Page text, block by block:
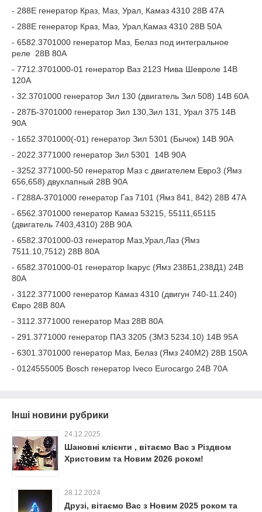
- 288Е генератор Краз, Маз, Урал, Камаз 4310 28В 47А
- 288Е генератор Краз, Маз, Урал,Камаз 4310 28В 50А
- 6582.3701000 генератор Маз, Белаз под интегральное
реле 28В 80А
- 7712.3701000-01 генератор Ваз 2123 Нива Шевроле 14В
120А
- 32.3701000 генератор Зил 130 (двигатель Зил 508) 14В 60А
- 287Б-3701000 генератор Зил 130,Зил 131, Урал 375 14В
90А
- 1652.3701000(-01) генератор Зил 5301 (Бычок) 14В 90А
- 2022.3771000 генератор Зил 5301 14В 90А
- 3252.3771000-50 генератор Маз с двигателем Евро3 (Ямз
656,658) двухлапный 28В 90А
- Г288А-3701000 генератор Газ 7101 (Ямз 841, 842) 28В 47А
- 6562.3701000 генератор Камаз 53215, 55111,65115
(двигатель 7403,4310) 28В 90А
- 6582.3701000-03 генератор Маз,Урал,Лаз (Ямз
7511.10,7512) 28В 80А
- 6582.3701000-01 генератор Ікарус (Ямз 238Б1,238Д1) 24В
80А
- 3122.3771000 генератор Камаз 4310 (двигун 740-11.240)
Євро 28В 80А
- 3112.3771000 генератор Маз 28В 80А
- 291.3771000 генератор ПАЗ 3205 (ЗМЗ 5234.10) 14В 95А
- 6301.3701000 генератор Маз, Белаз (Ямз 240М2) 28В 150А
- 0124555005 Bosch генератор Iveco Eurocargo 24В 70А
Інші новини рубрики
24.12.2025
Шановні клієнти , вітаємо Вас з Різдвом
Христовим та Новим 2026 роком!
28.12.2024
Друзі, вітаємо Вас з Новим 2025 роком та